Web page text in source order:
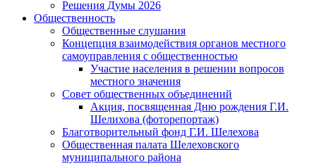
Решения Думы 2026
Общественность
Общественные слушания
Концепция взаимодействия органов местного
самоуправления с общественностью
Участие населения в решении вопросов
местного значения
Совет общественных объединений
Акция, посвященная Дню рождения Г.И.
Шелихова (фоторепортаж)
Благотворительный фонд Г.И. Шелехова
Общественная палата Шелеховского
муниципального района